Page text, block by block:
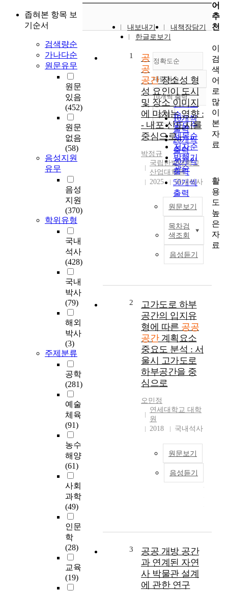
좁혀본 항목 보
기순서
검색량순
가나다순
원문유무
원문
있음
(452)
원문
없음
(58)
음성지원
유무
음성
지원
(370)
학위유형
국내
석사
(428)
국내
박사
(79)
해외
박사
(3)
주제분류
공학
(281)
예술
체육
(91)
농수
해양
(61)
사회
과학
(49)
인문
학
(28)
교육
(19)
내보내기
내책장담기
한글로보기
정확도순
정확도
순
인기도
순
연도순
제목순
저자순
발행기
관순
내림차순
내림차순
10개씩 출력
10개씩
출력
20개씩
출력
30개씩
출력
50개씩
출력
100개씩
출력
조회
1
공
공
공간장소성 형
성 요인이 도시
및 장소 이미지
에 미치는 영향 :
- 내포 신도시를
중심으로 -
박정규
국립한밭대학교
산업대학원
2025
국내석사
원문보기
목차검
색조회
음성듣기
자
2
고가도로 하부
공간의 입지유
형에 따른 공공
공간계획요소
중요도 분석 : 서
울시 고가도로
하부공간을 중
심으로
오민정
연세대학교 대학
원
2018
국내석사
원문보기
음성듣기
시
3
공공 개방 공간
과 연계된 자연
사 박물관 설계
에 관한 연구
어
추
천
이
검
색
어
로
많
이
본
자
료
활
용
도
높
은
자
료